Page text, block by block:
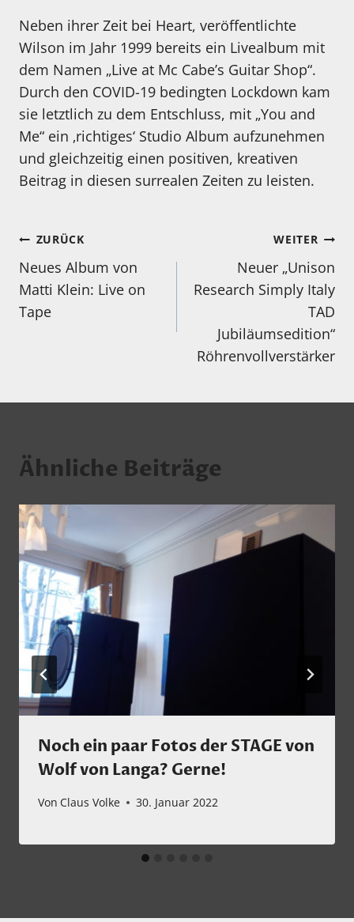
Neben ihrer Zeit bei Heart, veröffentlichte
Wilson im Jahr 1999 bereits ein Livealbum mit
dem Namen „Live at Mc Cabe’s Guitar Shop“.
Durch den COVID-19 bedingten Lockdown kam
sie letztlich zu dem Entschluss, mit „You and
Me“ ein ‚richtiges‘ Studio Album aufzunehmen
und gleichzeitig einen positiven, kreativen
Beitrag in diesen surrealen Zeiten zu leisten.
Beitragsnavigation
ZURÜCK
Neues Album von
Matti Klein: Live on
Tape
WEITER
Neuer „Unison
Research Simply Italy
TAD
Jubiläumsedition“
Röhrenvollverstärker
Ähnliche Beiträge
Noch ein paar Fotos der STAGE von
Wolf von Langa? Gerne!
Von Claus Volke 30. Januar 2022